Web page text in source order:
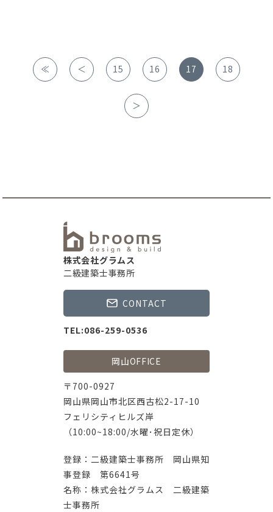
≪ ＜ 15 16 17 18
＞
株式会社グラムス
二級建築士事務所
CONTACT
TEL:086-259-0536
岡山OFFICE
〒700-0927
岡山県岡山市北区西古松2-17-10
フェリシティヒルズ岸
（10:00~18:00/水曜･祝日定休）
登録：二級建築士事務所 岡山県知
事登録 第6641号
名称：株式会社グラムス 二級建築
士事務所